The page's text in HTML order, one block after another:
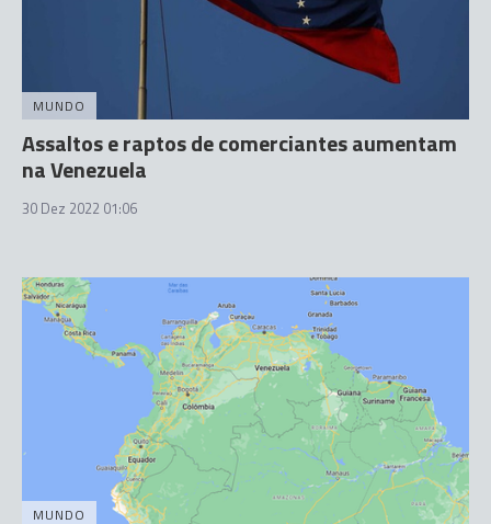
MUNDO
Assaltos e raptos de comerciantes aumentam
na Venezuela
30 Dez 2022 01:06
MUNDO